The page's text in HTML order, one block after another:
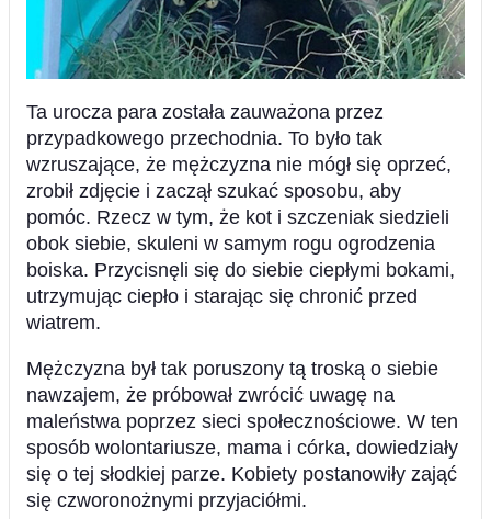
Ta urocza para została zauważona przez
przypadkowego przechodnia. To było tak
wzruszające, że mężczyzna nie mógł się oprzeć,
zrobił zdjęcie i zaczął szukać sposobu, aby
pomóc. Rzecz w tym, że kot i szczeniak siedzieli
obok siebie, skuleni w samym rogu ogrodzenia
boiska. Przycisnęli się do siebie ciepłymi bokami,
utrzymując ciepło i starając się chronić przed
wiatrem.
Mężczyzna był tak poruszony tą troską o siebie
nawzajem, że próbował zwrócić uwagę na
maleństwa poprzez sieci społecznościowe. W ten
sposób wolontariusze, mama i córka, dowiedziały
się o tej słodkiej parze. Kobiety postanowiły zająć
się czworonożnymi przyjaciółmi.